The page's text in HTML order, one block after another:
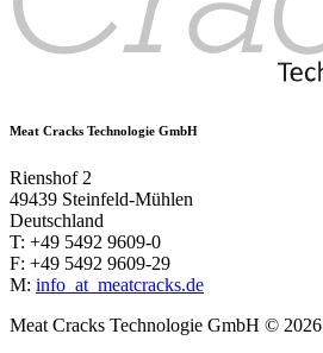
Meat Cracks Technologie GmbH
Rienshof 2
49439 Steinfeld-Mühlen
Deutschland
T: +49 5492 9609-0
F: +49 5492 9609-29
M: info _at_ meatcracks.de
Meat Cracks Technologie GmbH © 2026